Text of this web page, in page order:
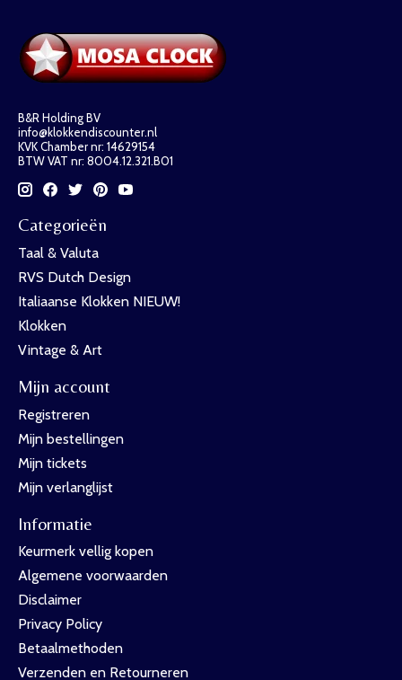
B&R Holding BV
info@klokkendiscounter.nl
KVK Chamber nr: 14629154
BTW VAT nr: 8004.12.321.B01
Categorieën
Taal & Valuta
RVS Dutch Design
Italiaanse Klokken NIEUW!
Klokken
Vintage & Art
Mijn account
Registreren
Mijn bestellingen
Mijn tickets
Mijn verlanglijst
Informatie
Keurmerk vellig kopen
Algemene voorwaarden
Disclaimer
Privacy Policy
Betaalmethoden
Verzenden en Retourneren